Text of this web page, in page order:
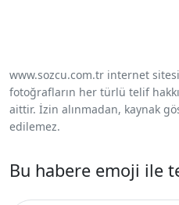
www.sozcu.com.tr internet
fotoğrafların her türlü telif
aittir. İzin alınmadan, kaynak
edilemez.
Bu habere emoji ile